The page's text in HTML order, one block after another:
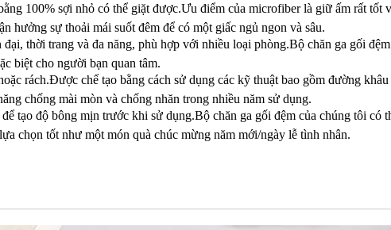
100% sợi nhỏ có thể giặt được.Ưu điểm của microfiber là giữ ấm rất tốt
hưởng sự thoải mái suốt đêm để có một giấc ngủ ngon và sâu.
thời trang và đa năng, phù hợp với nhiều loại phòng.Bộ chăn ga gối
biệt cho người bạn quan tâm.
rách.Được chế tạo bằng cách sử dụng các kỹ thuật bao gồm đường
chống mài mòn và chống nhăn trong nhiều năm sử dụng.
tạo độ bông mịn trước khi sử dụng.Bộ chăn ga gối đệm của chúng tôi có
chọn tốt như một món quà chúc mừng năm mới/ngày lễ tình nhân.